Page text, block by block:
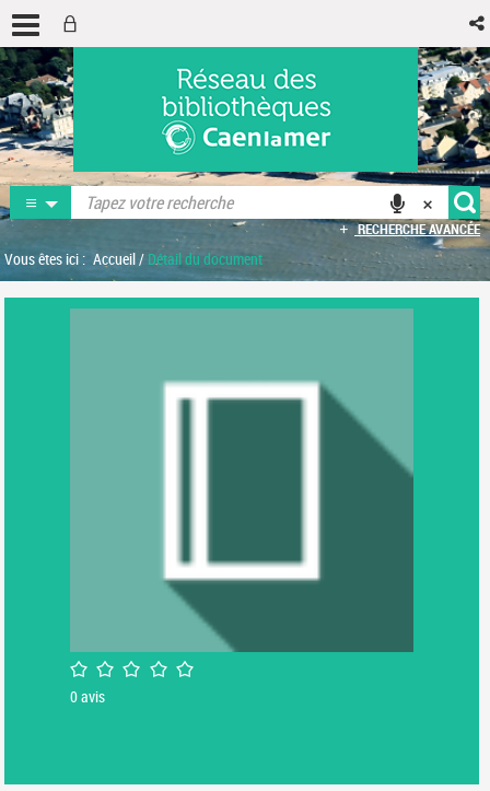
RECHERCHE AVANCÉE
Vous êtes ici : Accueil/ Détail du document
/5
0avis